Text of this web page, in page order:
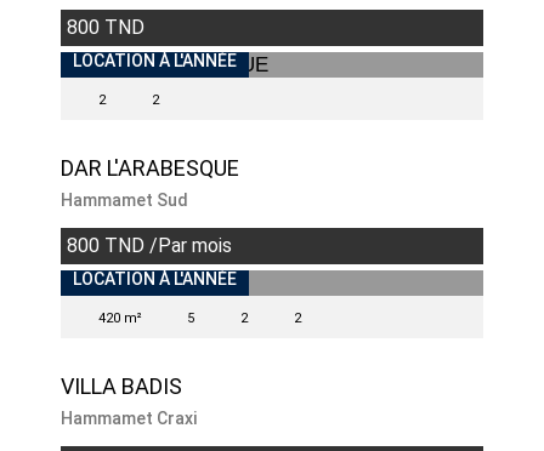
800 TND
INDISPONIBLE
LOCATION À L'ANNÉE
2 2
DAR L'ARABESQUE
Hammamet Sud
800 TND /Par mois
INDISPONIBLE
LOCATION À L'ANNÉE
420 m² 5 2 2
VILLA BADIS
Hammamet Craxi